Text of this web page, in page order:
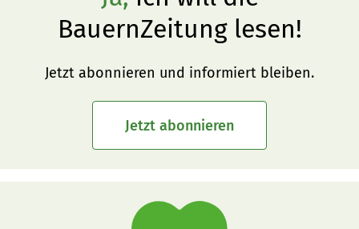
BauernZeitung lesen!
Jetzt abonnieren und informiert bleiben.
Jetzt abonnieren